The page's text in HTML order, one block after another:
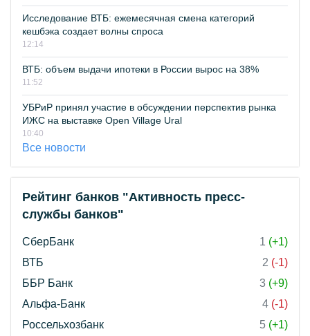
Исследование ВТБ: ежемесячная смена категорий
кешбэка создает волны спроса
12:14
ВТБ: объем выдачи ипотеки в России вырос на 38%
11:52
УБРиР принял участие в обсуждении перспектив рынка
ИЖС на выставке Open Village Ural
10:40
Все новости
Рейтинг банков "Активность пресс-
службы банков"
СберБанк 1 (+1)
ВТБ
2 (-1)
ББР Банк
3 (+9)
Альфа-Банк
4 (-1)
Россельхозбанк
5 (+1)